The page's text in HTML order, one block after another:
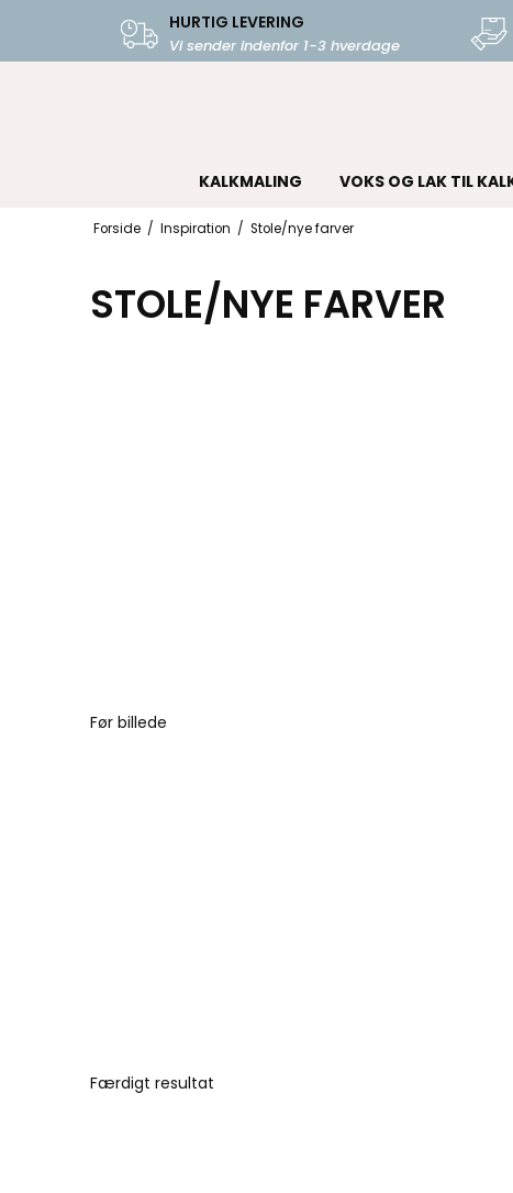
HURTIG LEVERING
Vi sender indenfor 1-3 hverdage
KALKMALING VOKS OG LAK TIL
Forside / Inspiration / Stole/nye farver
STOLE/NYE FARVER
Før billede
Færdigt resultat